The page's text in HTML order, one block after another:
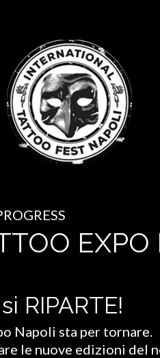
EXPO
RIPARTE!
Napoli sta per tornare.
le nuove edizioni del